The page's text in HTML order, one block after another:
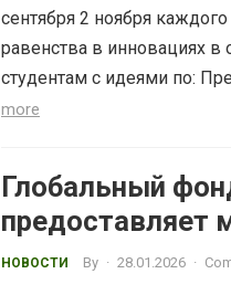
сентября 2 ноября
равенства в инновациях в
студентам с идеями по:
more
Глобальный
предоставляет
НОВОСТИ By · 28.01.2026 ·